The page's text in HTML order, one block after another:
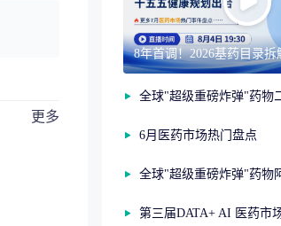
更多
6月医药市场热门盘点